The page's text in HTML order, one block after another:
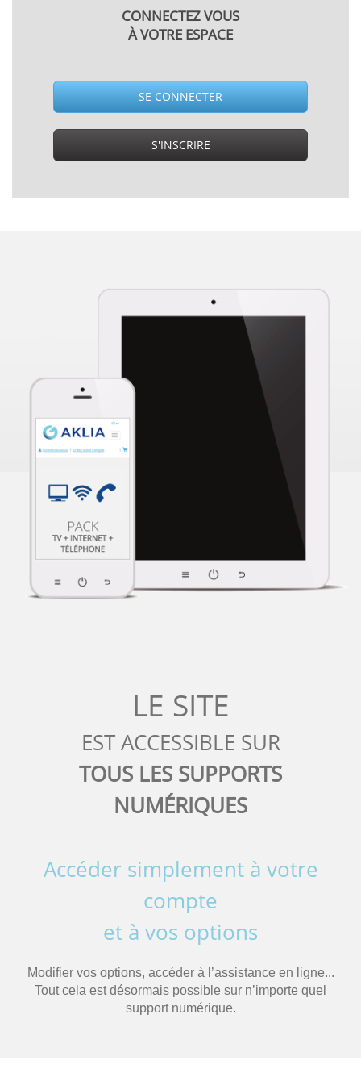
CONNECTEZ VOUS
À VOTRE ESPACE
SE CONNECTER
S'INSCRIRE
LE SITE
EST ACCESSIBLE SUR
TOUS LES SUPPORTS
NUMÉRIQUES
Accéder simplement à votre
compte
et à vos options
Modifier vos options, accéder à l’assistance en ligne...
Tout cela est désormais possible sur n’importe quel
support numérique.